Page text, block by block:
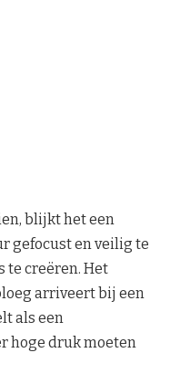
blijkt het een
gefocust en veilig te
te creëren. Het
arriveert bij een
als een
hoge druk moeten